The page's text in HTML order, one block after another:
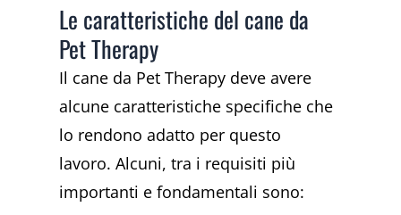
Le caratteristiche del cane da
Pet Therapy
Il cane da Pet Therapy deve avere
alcune caratteristiche specifiche che
lo rendono adatto per questo
lavoro. Alcuni, tra i requisiti più
importanti e fondamentali sono: